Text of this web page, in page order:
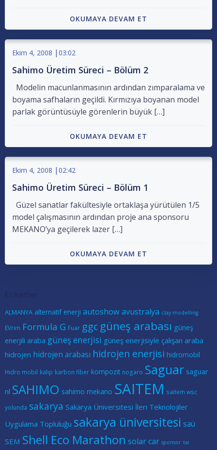
OKUMAYA DEVAM ET
Ekim 4, 2008 | 03:02
Sahimo Üretim Süreci – Bölüm 2
Modelin macunlanmasının ardından zımparalama ve
boyama safhaların geçildi. Kırmızıya boyanan model
parlak görüntüsüyle görenlerin büyük […]
OKUMAYA DEVAM ET
Ekim 4, 2008 | 02:42
Sahimo Üretim Süreci – Bölüm 1
Güzel sanatlar fakültesiyle ortaklaşa yürütülen 1/5
model çalışmasının ardından proje ana sponsoru
MEKANO’ya geçilerek lazer […]
OKUMAYA DEVAM ET
ALMANYA alternatif enerji autoshowavustralya clay modelling
EVrim Formula G Fuar ggc güneş arabası güneş
enerjili araba güneş enerjisi güneş enerjisiyle çalışan araba
hidrojen hidrojen arabası hidrojen enerjisi hidromobil
Hidro mobil kalıp karbon fiber kompozit nogaro Saguar saguar
nl SAHIMO sahimo mekano SAITEM saitem wsc
yolunda sakarya Sakarya Üniversitesi İleri Teknolojiler
Uygulama Topluluğu sakarya üniversitesi saü
SEM Shell Eco Marathon solar car sponsor tai